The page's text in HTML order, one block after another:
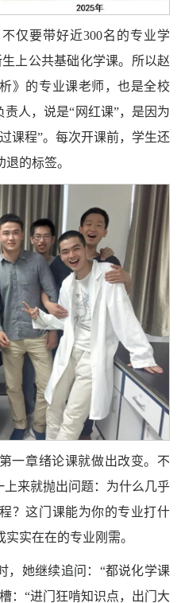
仅要带好近300名的专业学
上公共基础化学课。所以赵
》的专业课老师，也是全校
人，说是“网红课”，是因为
课程”。每次开课前，学生还
的标签。
一章绪论课就做出改变。不
上来就抛出问题：为什么几乎
？这门课能为你的专业打什
实在在的专业刚需。
，她继续追问：“都说化学课
：“进门狂啃知识点，出门大